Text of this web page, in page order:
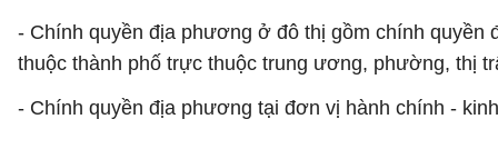
- Chính quyền địa phương ở đô thị gồm chính
thuộc thành phố trực thuộc trung ương, phường, thị
- Chính quyền địa phương tại đơn vị hành chính -